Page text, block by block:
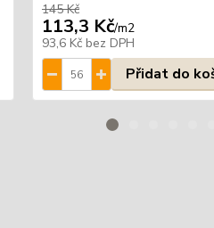
145 Kč
113,3 Kč/m2
93,6 Kč bez DPH
Přidat do